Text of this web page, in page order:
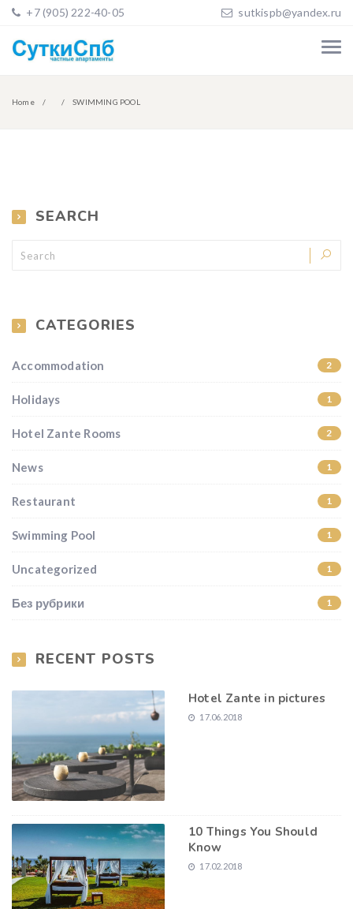
+7 (905) 222-40-05 sutkispb@yandex.ru
Home SWIMMING POOL
SEARCH
CATEGORIES
Accommodation 2
Holidays 1
Hotel Zante Rooms 2
News 1
Restaurant 1
Swimming Pool 1
Uncategorized 1
Без рубрики 1
RECENT POSTS
Hotel Zante in pictures
17.06.2018
10 Things You Should
Know
17.02.2018